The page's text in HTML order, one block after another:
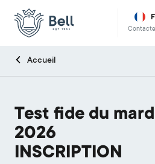
Accueil
Test fide du
2026
INSCRIPTION